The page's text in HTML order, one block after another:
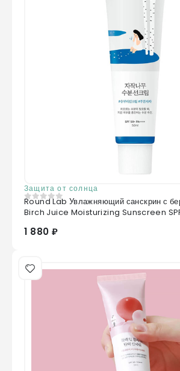
Защита от солнца
0из 5
Round Lab Увлажняющий санскрин с
Birch Juice Moisturizing Sunscreen
1 880 ₽